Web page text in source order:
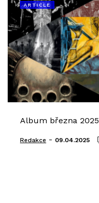
ARTICLE
Album března 2025
Redakce - 09.04.2025